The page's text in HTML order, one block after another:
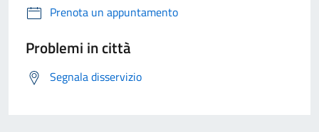
Prenota un appuntamento
Problemi in città
Segnala disservizio